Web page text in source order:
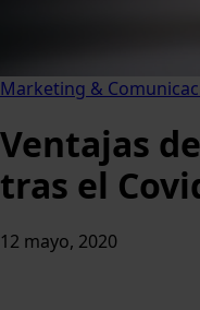
Marketing &
Ventajas
tras el
12 mayo, 2020